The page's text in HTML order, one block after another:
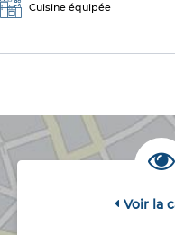
Cuisine équipée
Voir la